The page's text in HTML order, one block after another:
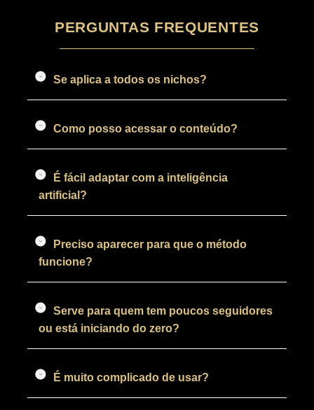
PERGUNTAS FREQUENTES
Se aplica a todos os nichos?
Como posso acessar o conteúdo?
É fácil adaptar com a inteligência
artificial?
Preciso aparecer para que o método
funcione?
Serve para quem tem poucos seguidores
ou está iniciando do zero?
É muito complicado de usar?